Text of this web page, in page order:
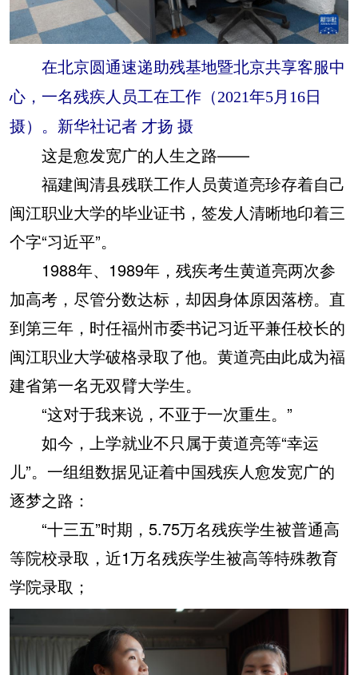
在北京圆通速递助残基地暨北京共享客服中
心，一名残疾人员工在工作（2021年5月16日
摄）。新华社记者 才扬 摄
这是愈发宽广的人生之路——
福建闽清县残联工作人员黄道亮珍存着自己
闽江职业大学的毕业证书，签发人清晰地印着三
个字“习近平”。
1988年、1989年，残疾考生黄道亮两次参
加高考，尽管分数达标，却因身体原因落榜。直
到第三年，时任福州市委书记习近平兼任校长的
闽江职业大学破格录取了他。黄道亮由此成为福
建省第一名无双臂大学生。
“这对于我来说，不亚于一次重生。”
如今，上学就业不只属于黄道亮等“幸运
儿”。一组组数据见证着中国残疾人愈发宽广的
逐梦之路：
“十三五”时期，5.75万名残疾学生被普通高
等院校录取，近1万名残疾学生被高等特殊教育
学院录取；